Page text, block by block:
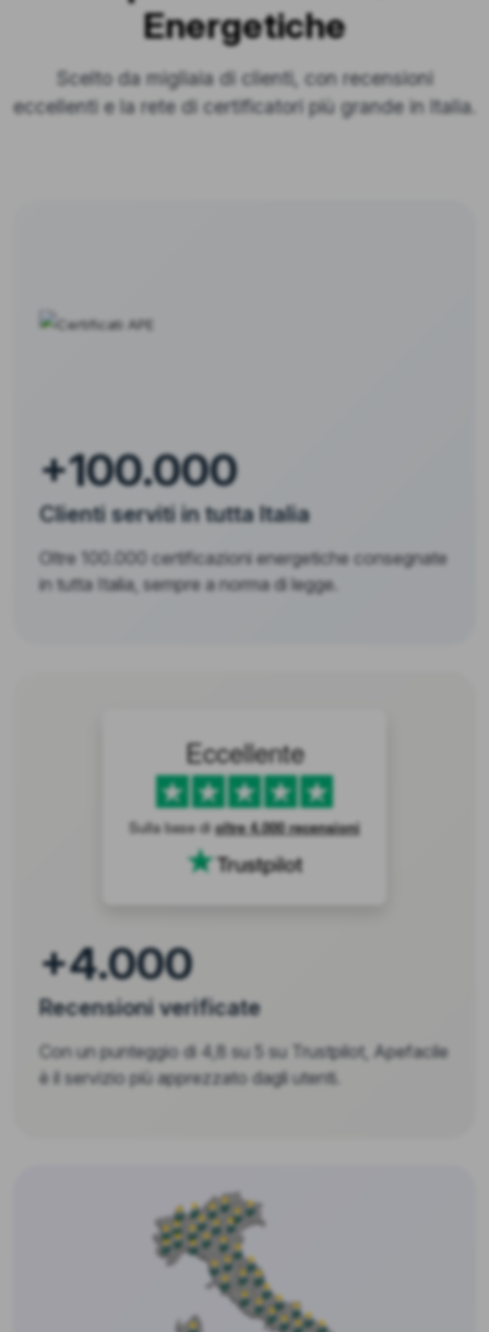
Energetiche
Scelto da migliaia di clienti, con recensioni
eccellenti e la rete di certificatori più grande in Italia.
+100.000
Clienti serviti in tutta Italia
Oltre 100.000 certificazioni energetiche consegnate
in tutta Italia, sempre a norma di legge.
Eccellente
Sulla base dioltre 4.000 recensioni
+4.000
Recensioni verificate
Con un punteggio di 4,8 su 5 su Trustpilot, Apefacile
è il servizio più apprezzato dagli utenti.